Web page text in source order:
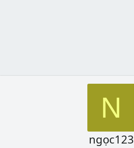
N
ngọc123